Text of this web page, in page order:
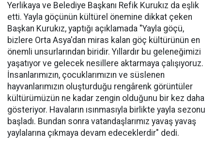
Yerlikaya ve Belediye Başkanı Refik Kurukız da eşlik
etti. Yayla göçünün kültürel önemine dikkat çeken
Başkan Kurukız, yaptığı açıklamada "Yayla göçü,
bizlere Orta Asya'dan miras kalan göç kültürünün en
önemli unsurlarından biridir. Yıllardır bu geleneğimizi
yaşatıyor ve gelecek nesillere aktarmaya çalışıyoruz.
İnsanlarımızın, çocuklarımızın ve süslenen
hayvanlarımızın oluşturduğu rengârenk görüntüler
kültürümüzün ne kadar zengin olduğunu bir kez daha
gösteriyor. Havaların ısınmasıyla birlikte yayla sezonu
başladı. Bundan sonra vatandaşlarımız yavaş yavaş
yaylalarına çıkmaya devam edeceklerdir" dedi.